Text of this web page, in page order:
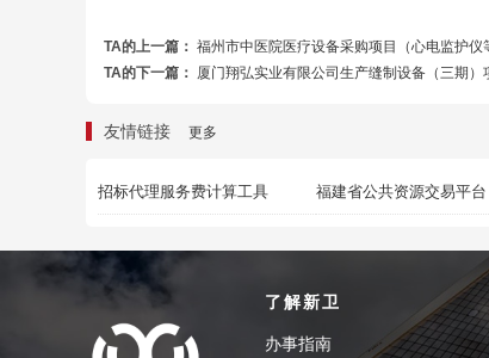
TA的上一篇： 福州市中医院医疗设备采购项目（心电监护仪
TA的下一篇： 厦门翔弘实业有限公司生产缝制设备（三期）
友情链接 更多
招标代理服务费计算工具 福建省公共资源交易平台
了解新卫
办事指南